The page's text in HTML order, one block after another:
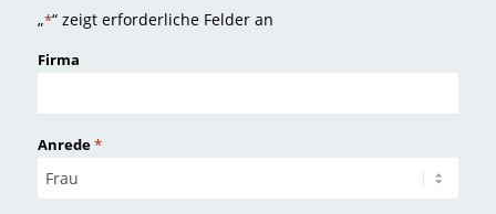
„*“ zeigt erforderliche Felder an
Firma
Anrede*